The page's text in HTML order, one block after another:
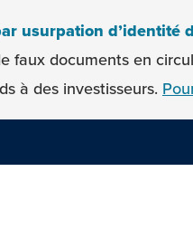
usurpation d’identité
faux documents en
à des investisseurs.